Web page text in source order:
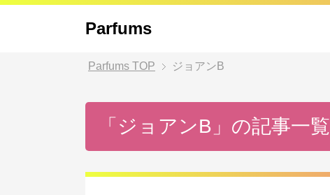
Parfums
Parfums TOP ジョアンB
「ジョアンB」の記事一覧